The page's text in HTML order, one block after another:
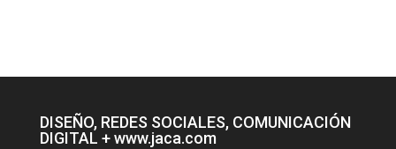
DISEÑO, REDES SOCIALES, COMUNICACIÓN
DIGITAL + www.jaca.com